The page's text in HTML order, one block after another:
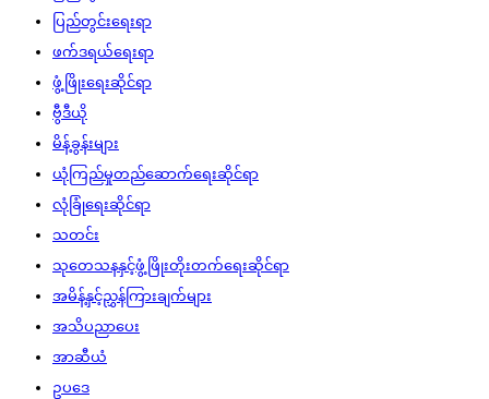
ပြည်တွင်းရေးရာ
ဖက်ဒရယ်ရေးရာ
ဖွံ့ဖြိုးရေးဆိုင်ရာ
ဗွီဒီယို
မိန့်ခွန်းများ
ယုံကြည်မှုတည်ဆောက်ရေးဆိုင်ရာ
လုံခြုံရေးဆိုင်ရာ
သတင်း
သုတေသနနှင့်ဖွံ့ဖြိုးတိုးတက်ရေးဆိုင်ရာ
အမိန့်နှင့်ညွှန်ကြားချက်များ
အသိပညာပေး
အာဆီယံ
ဥပဒေ